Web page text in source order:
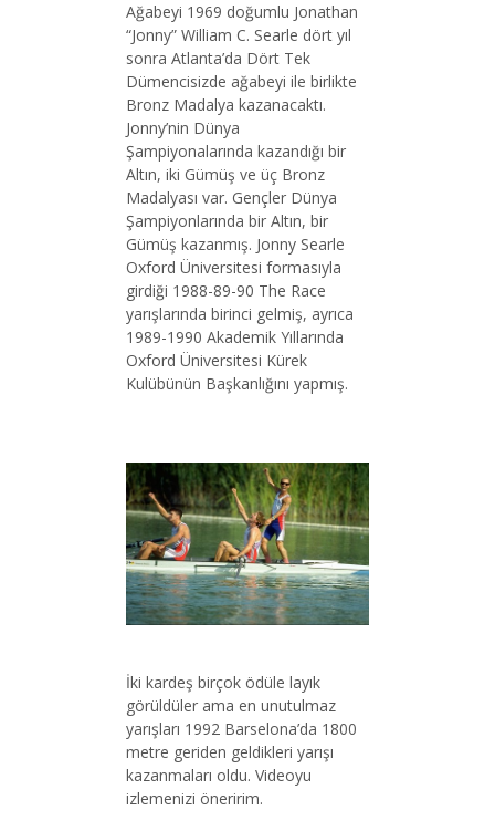
Ağabeyi 1969 doğumlu Jonathan
“Jonny” William C. Searle dört yıl
sonra Atlanta’da Dört Tek
Dümencisizde ağabeyi ile birlikte
Bronz Madalya kazanacaktı.
Jonny’nin Dünya
Şampiyonalarında kazandığı bir
Altın, iki Gümüş ve üç Bronz
Madalyası var. Gençler Dünya
Şampiyonlarında bir Altın, bir
Gümüş kazanmış. Jonny Searle
Oxford Üniversitesi formasıyla
girdiği 1988-89-90 The Race
yarışlarında birinci gelmiş, ayrıca
1989-1990 Akademik Yıllarında
Oxford Üniversitesi Kürek
Kulübünün Başkanlığını yapmış.
İki kardeş birçok ödüle layık
görüldüler ama en unutulmaz
yarışları 1992 Barselona’da 1800
metre geriden geldikleri yarışı
kazanmaları oldu. Videoyu
izlemenizi öneririm.